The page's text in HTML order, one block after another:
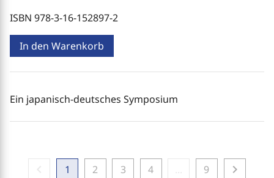
ISBN 978-3-16-152897-2
In den Warenkorb
Ein japanisch-deutsches Symposium
1 2 3 4 9 chevron_right